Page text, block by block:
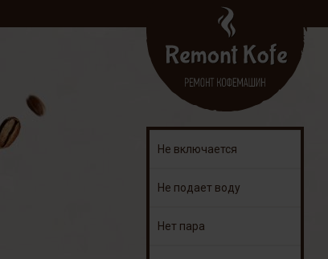
Не включается
Не подает воду
Нет пара